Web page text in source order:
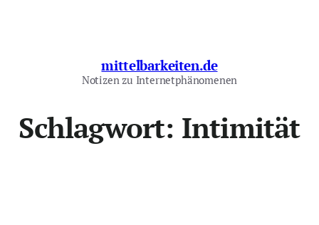
mittelbarkeiten.de
Notizen zu Internetphänomenen
Schlagwort: Intimität